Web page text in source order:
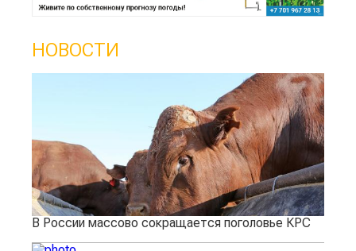
НОВОСТИ
В России массово сокращается поголовье КРС